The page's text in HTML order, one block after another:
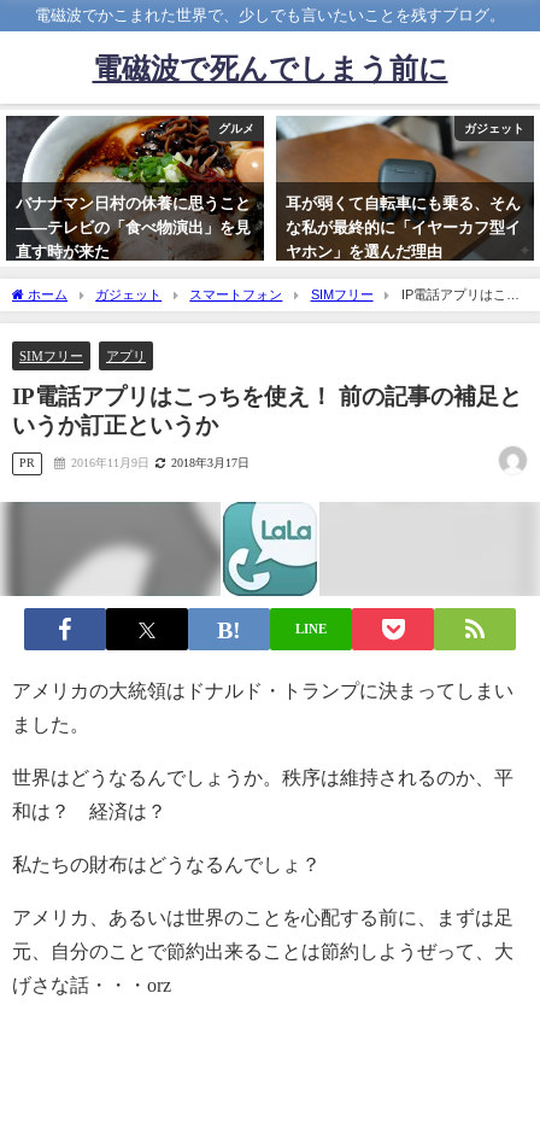
電磁波でかこまれた世界で、少しでも言いたいことを残すブログ。
電磁波で死んでしまう前に
グルメ
バナナマン日村の休養に思うこと
――テレビの「食べ物演出」を見
直す時が来た
ガジェット
耳が弱くて自転車にも乗る、そん
な私が最終的に「イヤーカフ型イ
ヤホン」を選んだ理由
ホーム ガジェット スマートフォン SIMフリー
IP電話アプリはこっ
ちを使え！ 前の記事の補足というか訂正というか
SIMフリー アプリ
IP電話アプリはこっちを使え！ 前の記事の補足と
いうか訂正というか
PR 2016年11月9日 2018年3月17日
LINE
アメリカの大統領はドナルド・トランプに決まってしまい
ました。
世界はどうなるんでしょうか。秩序は維持されるのか、平
和は？ 経済は？
私たちの財布はどうなるんでしょ？
アメリカ、あるいは世界のことを心配する前に、まずは足
元、自分のことで節約出来ることは節約しようぜって、大
げさな話・・・orz